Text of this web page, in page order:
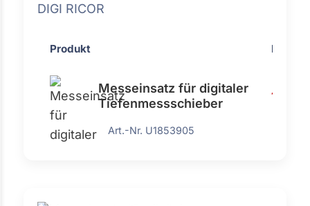
DIGI RICOR
Produkt Preis
Messeinsatz für digitaler
Tiefenmessschieber
Art.-Nr. U1853905